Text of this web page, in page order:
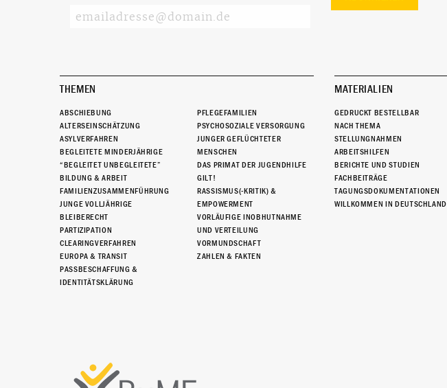
THEMEN
ABSCHIEBUNG
ALTERSEINSCHÄTZUNG
ASYLVERFAHREN
BEGLEITETE MINDERJÄHRIGE
“BEGLEITET UNBEGLEITETE”
BILDUNG & ARBEIT
FAMILIENZUSAMMENFÜHRUNG
JUNGE VOLLJÄHRIGE
BLEIBERECHT
PARTIZIPATION
CLEARINGVERFAHREN
EUROPA & TRANSIT
PASSBESCHAFFUNG &
IDENTITÄTSKLÄRUNG
PFLEGEFAMILIEN
PSYCHOSOZIALE VERSORGUNG
JUNGER GEFLÜCHTETER
MENSCHEN
DAS PRIMAT DER JUGENDHILFE
GILT!
RASSISMUS(-KRITIK) &
EMPOWERMENT
VORLÄUFIGE INOBHUTNAHME
UND VERTEILUNG
VORMUNDSCHAFT
ZAHLEN & FAKTEN
MATERIALIEN
GEDRUCKT BESTELLBAR
NACH THEMA
STELLUNGNAHMEN
ARBEITSHILFEN
BERICHTE UND STUDIEN
FACHBEITRÄGE
TAGUNGSDOKUMENTATIONEN
WILLKOMMEN IN DEUTSCHLAND